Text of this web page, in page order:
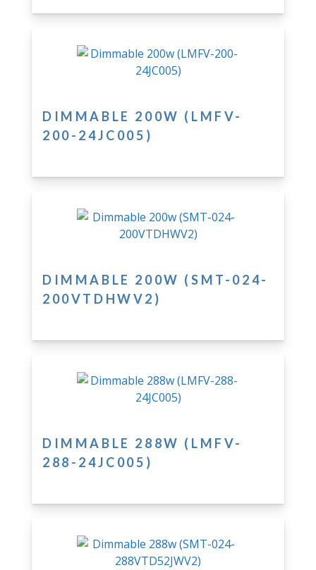
DIMMABLE 200W (LMFV-
200-24JC005)
DIMMABLE 200W (SMT-024-
200VTDHWV2)
DIMMABLE 288W (LMFV-
288-24JC005)